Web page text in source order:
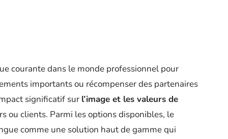
courante dans le monde professionnel pour
importants ou récompenser des partenaires
significatif sur l’image et les valeurs de
ou clients. Parmi les options disponibles, le
comme une solution haut de gamme qui